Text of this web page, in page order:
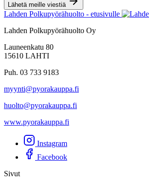
Lähetä meille viestiä
Lahden Polkupyörähuolto - etusivulle
Lahden Polkupyörähuolto Oy
Launeenkatu 80
15610 LAHTI
Puh. 03 733 9183
myynti@pyorakauppa.fi
huolto@pyorakauppa.fi
www.pyorakauppa.fi
Instagram
Facebook
Sivut